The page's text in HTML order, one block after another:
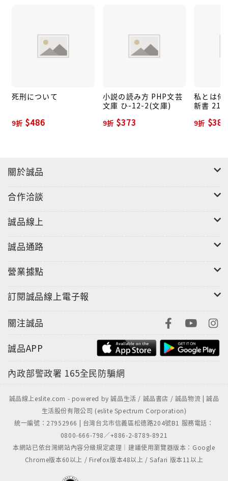
死刑について
9折 $486
小説の読み方 PHP文芸
文庫 ひ-12-2(文庫)
9折 $373
私とは何
新書
9折 $382
關於誠品
合作洽談
誠品線上
誠品通路
營業據點
訂閱誠品線上電子報
關注誠品
誠品APP
內政部警政署 165全民防騙網
誠品線上eslite.com - powered by 誠品生活 / 誠品書店 / 誠品物流 | 誠品
生活股份有限公司 (eslite Spectrum Corporation)
統一編號：27952966 | 台灣台北市信義區松德路204號B1 服務電話：
0800-666-798／+886-2-8789-8921
本網站已依台灣網站內容分級規定處理｜建議使用瀏覽器版本：Google
Chrome版本60以上 / Firefox版本48以上 / Safari 版本11以上